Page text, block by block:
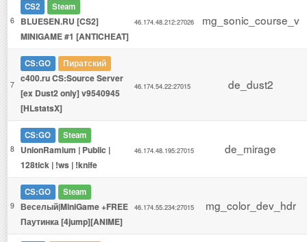
6
CS2 Steam
BLUESEN.RU [CS2]
MINIGAME #1 [ANTICHEAT]
46.174.48.212:27026 mg_sonic_course_v
7
CS:GO Пиратский
c400.ru CS:Source Server
[ex Dust2 only] v9540945
[HLstatsX]
46.174.54.22:27015 de_dust2
8
CS:GO Steam
UnionRamium | Public |
128tick | !ws | !knife
46.174.48.195:27015 de_mirage
9
CS:GO Steam
Веселый|MiniGame +FREE
Паутинка [4jump][ANIME]
46.174.55.234:27015 mg_color_dev_hdr